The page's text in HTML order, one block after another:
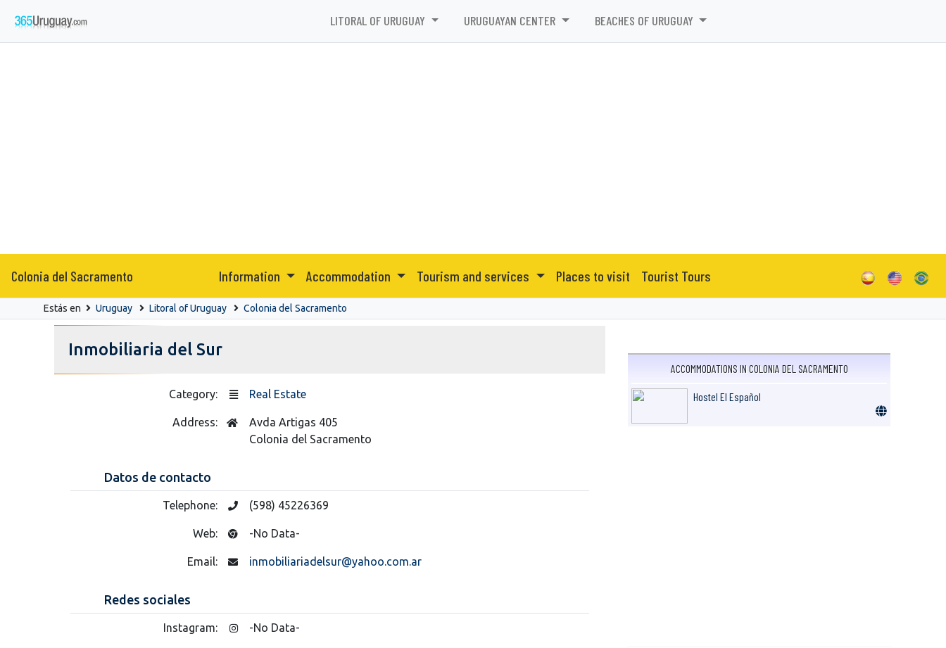
LITORAL OF URUGUAY URUGUAYAN CENTER BEACHES OF URUGUAY
Colonia del Sacramento Information Accommodation Tourism and services Places to visit Tourist Tours
Estás en Uruguay Litoral of Uruguay Colonia del Sacramento
Inmobiliaria del Sur
Category: Real Estate
Address:
Avda Artigas 405
Colonia del Sacramento
Datos de contacto
Telephone: (598) 45226369
Web: -No Data-
Email: inmobiliariadelsur@yahoo.com.ar
Redes sociales
Instagram: -No Data-
ACCOMMODATIONS IN COLONIA DEL SACRAMENTO
Hostel El Español